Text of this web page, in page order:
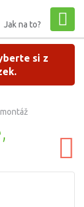
Jak na to?
si z